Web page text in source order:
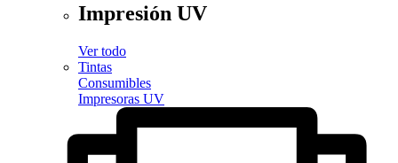
Impresión UV
Ver todo
Tintas
Consumibles
Impresoras UV